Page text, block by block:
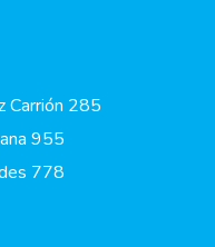
Carrión 285
955
778